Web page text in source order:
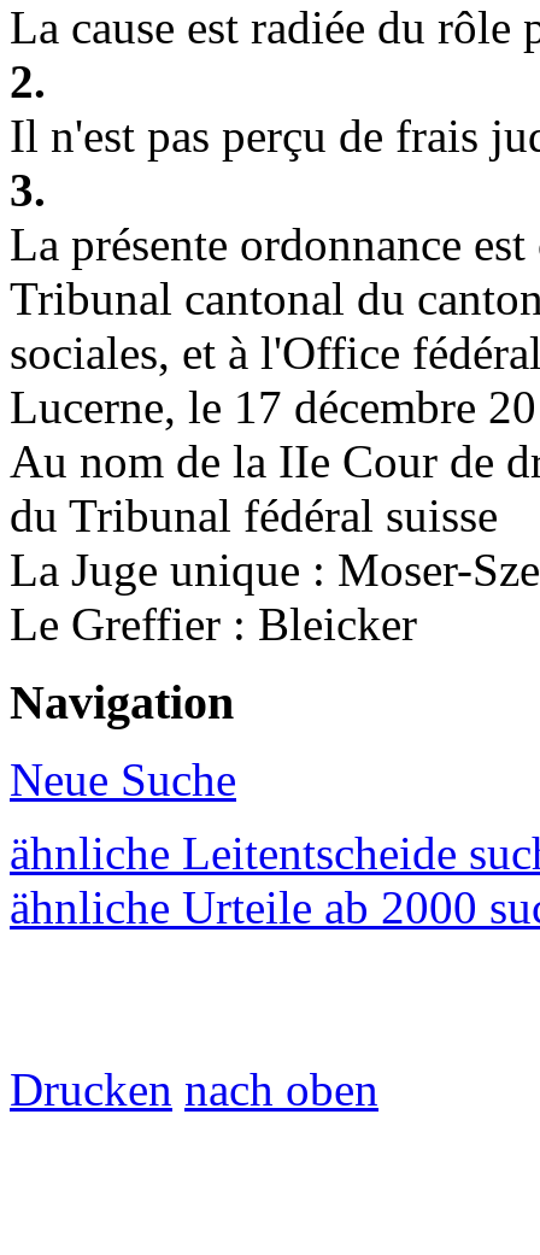
La cause est radiée du rôle
2.
Il n'est pas perçu de frais
3.
La présente ordonnance
Tribunal cantonal du
sociales, et à l'Office
Lucerne, le 17 décembre
Au nom de la IIe Cour de
du Tribunal fédéral suisse
La Juge unique : Moser-
Le Greffier : Bleicker
Navigation
Neue Suche
ähnliche Leitentscheide
ähnliche Urteile ab 2000
Drucken nach oben